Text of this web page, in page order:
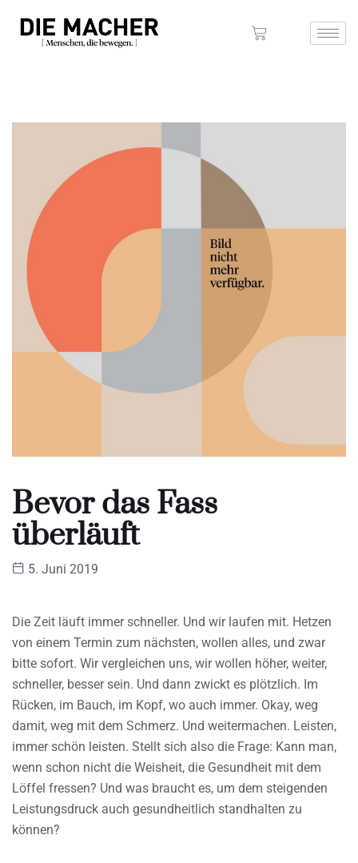
Bevor das Fass
überläuft
5. Juni 2019
Die Zeit läuft immer schneller. Und wir laufen mit. Hetzen
von einem Termin zum nächsten, wollen alles, und zwar
bitte sofort. Wir vergleichen uns, wir wollen höher, weiter,
schneller, besser sein. Und dann zwickt es plötzlich. Im
Rücken, im Bauch, im Kopf, wo auch immer. Okay, weg
damit, weg mit dem Schmerz. Und weitermachen. Leisten,
immer schön leisten. Stellt sich also die Frage: Kann man,
wenn schon nicht die Weisheit, die Gesundheit mit dem
Löffel fressen? Und was braucht es, um dem steigenden
Leistungsdruck auch gesundheitlich standhalten zu
können?